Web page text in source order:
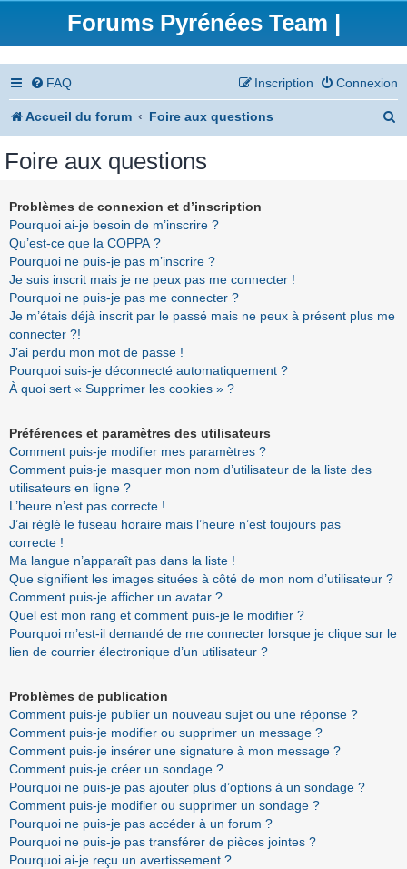
Forums Pyrénées Team |
FAQ Connexion
Inscription
Accueil du forum Foire aux questions
Foire aux questions
Problèmes de connexion et d’inscription
Pourquoi ai-je besoin de m’inscrire ?
Qu’est-ce que la COPPA ?
Pourquoi ne puis-je pas m’inscrire ?
Je suis inscrit mais je ne peux pas me connecter !
Pourquoi ne puis-je pas me connecter ?
Je m’étais déjà inscrit par le passé mais ne peux à présent plus me
connecter ?!
J’ai perdu mon mot de passe !
Pourquoi suis-je déconnecté automatiquement ?
À quoi sert « Supprimer les cookies » ?
Préférences et paramètres des utilisateurs
Comment puis-je modifier mes paramètres ?
Comment puis-je masquer mon nom d’utilisateur de la liste des
utilisateurs en ligne ?
L’heure n’est pas correcte !
J’ai réglé le fuseau horaire mais l’heure n’est toujours pas
correcte !
Ma langue n’apparaît pas dans la liste !
Que signifient les images situées à côté de mon nom d’utilisateur ?
Comment puis-je afficher un avatar ?
Quel est mon rang et comment puis-je le modifier ?
Pourquoi m’est-il demandé de me connecter lorsque je clique sur le
lien de courrier électronique d’un utilisateur ?
Problèmes de publication
Comment puis-je publier un nouveau sujet ou une réponse ?
Comment puis-je modifier ou supprimer un message ?
Comment puis-je insérer une signature à mon message ?
Comment puis-je créer un sondage ?
Pourquoi ne puis-je pas ajouter plus d’options à un sondage ?
Comment puis-je modifier ou supprimer un sondage ?
Pourquoi ne puis-je pas accéder à un forum ?
Pourquoi ne puis-je pas transférer de pièces jointes ?
Pourquoi ai-je reçu un avertissement ?